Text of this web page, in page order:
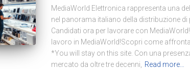
MediaWorld Elettronica rappresenta una
nel panorama italiano della distribuzione
Candidati ora per lavorare con
lavoro in MediaWorld!Scopri come
*You will stay on this site. Con una
mercato da oltre tre decenni,
Read more…